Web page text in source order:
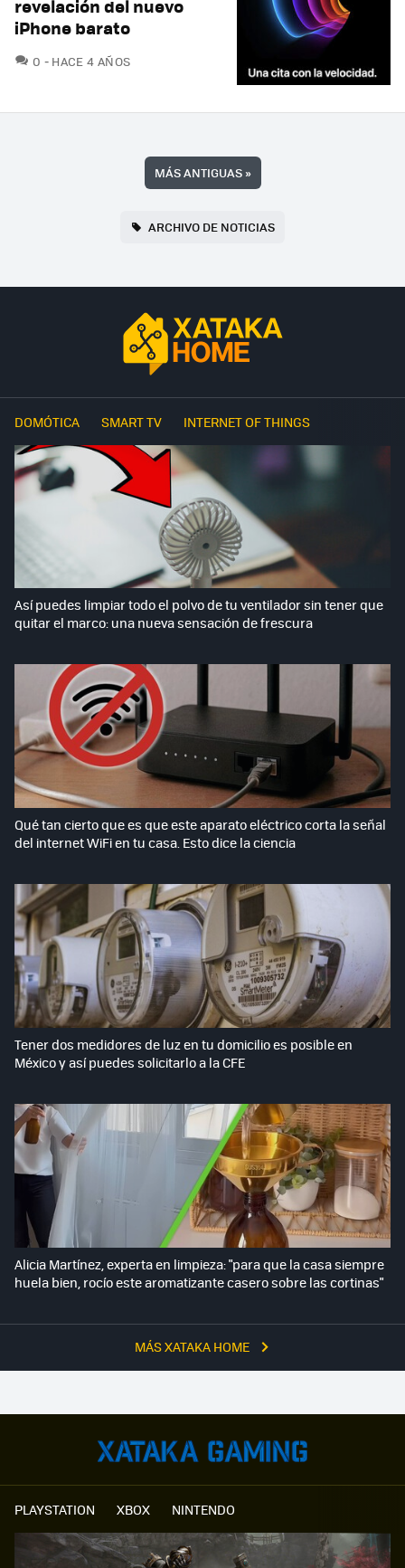
revelación del nuevo
iPhone barato
0 COMENTARIOS
HACE 4 AÑOS
MÁS ANTIGUAS»
ARCHIVO DE NOTICIAS
DOMÓTICA SMART TV INTERNET OF THINGS
MÁS XATAKA HOME
Así puedes limpiar todo el polvo de tu ventilador sin tener que
quitar el marco: una nueva sensación de frescura
Qué tan cierto que es que este aparato eléctrico corta la señal
del internet WiFi en tu casa. Esto dice la ciencia
Tener dos medidores de luz en tu domicilio es posible en
México y así puedes solicitarlo a la CFE
Alicia Martínez, experta en limpieza: "para que la casa siempre
huela bien, rocío este aromatizante casero sobre las cortinas"
PLAYSTATION XBOX NINTENDO